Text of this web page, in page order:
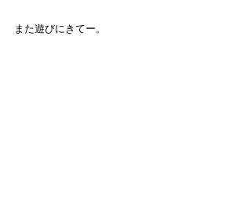
また遊びにきてー。